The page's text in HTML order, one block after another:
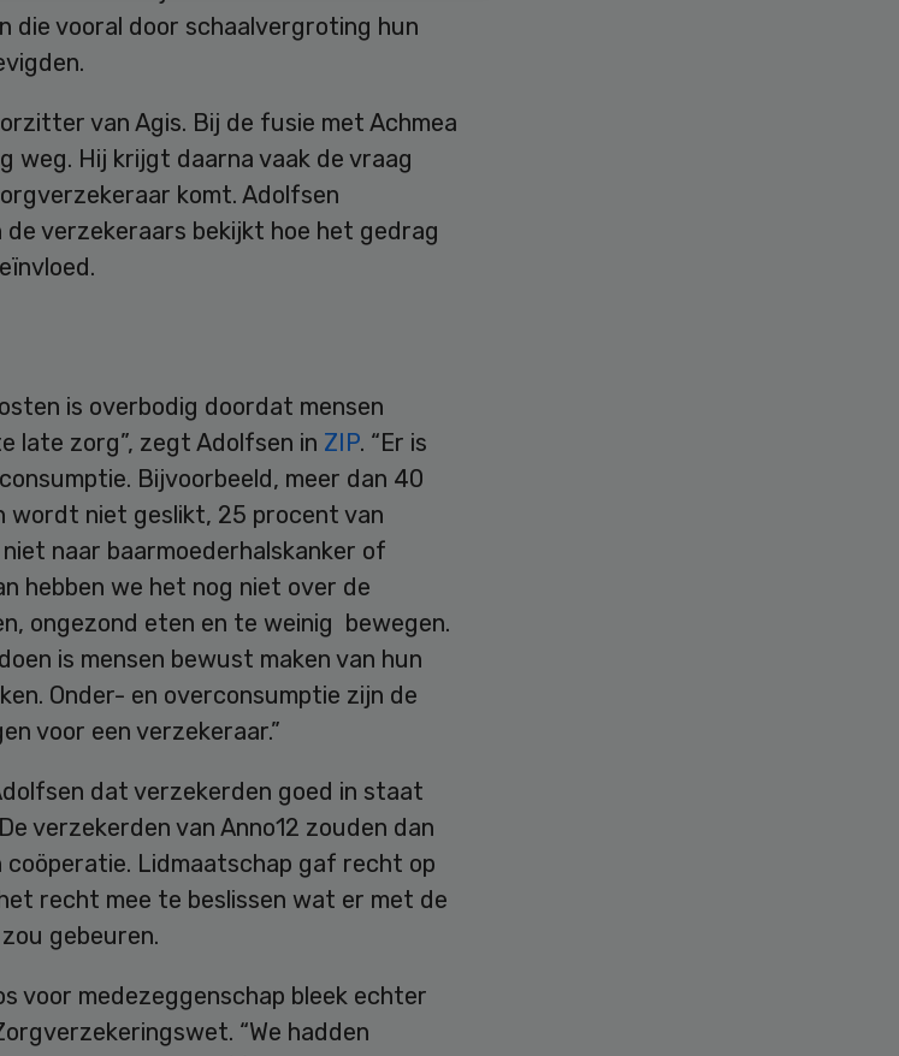
die vooral door schaalvergroting hun
van Agis. Bij de fusie met Achmea
weg. Hij krijgt daarna vaak de vraag
komt. Adolfsen
verzekeraars bekijkt hoe het gedrag
is overbodig doordat mensen
late zorg”, zegt Adolfsen in ZIP. “Er is
Bijvoorbeeld, meer dan 40
wordt niet geslikt, 25 procent van
naar baarmoederhalskanker of
hebben we het nog niet over de
ongezond eten en te weinig bewegen.
is mensen bewust maken van hun
Onder- en overconsumptie zijn de
voor een verzekeraar.”
dat verzekerden goed in staat
verzekerden van Anno12 zouden dan
coöperatie. Lidmaatschap gaf recht op
recht mee te beslissen wat er met de
gebeuren.
voor medezeggenschap bleek echter
“We hadden